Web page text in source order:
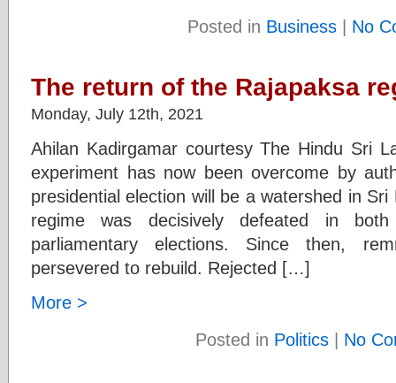
Posted in Business | No
The return of the Rajapaksa
Monday, July 12th, 2021
Ahilan Kadirgamar courtesy The Hindu Sri
experiment has now been overcome by
presidential election will be a watershed in
regime was decisively defeated in
parliamentary elections. Since then,
persevered to rebuild. Rejected […]
More >
Posted in Politics | No